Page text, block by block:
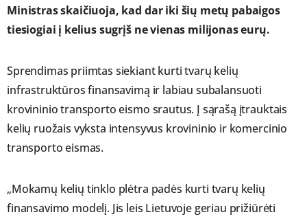
Ministras skaičiuoja, kad dar iki šių metų pabaigos
tiesiogiai į kelius sugrįš ne vienas milijonas eurų.
Sprendimas priimtas siekiant kurti tvarų kelių
infrastruktūros finansavimą ir labiau subalansuoti
krovininio transporto eismo srautus. Į sąrašą įtrauktais
kelių ruožais vyksta intensyvus krovininio ir komercinio
transporto eismas.
„Mokamų kelių tinklo plėtra padės kurti tvarų kelių
finansavimo modelį. Jis leis Lietuvoje geriau prižiūrėti